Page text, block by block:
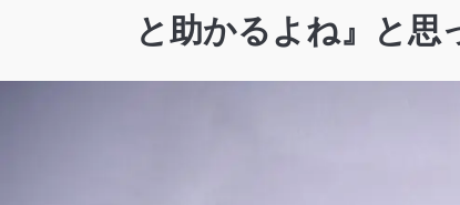
と助かるよね』と思